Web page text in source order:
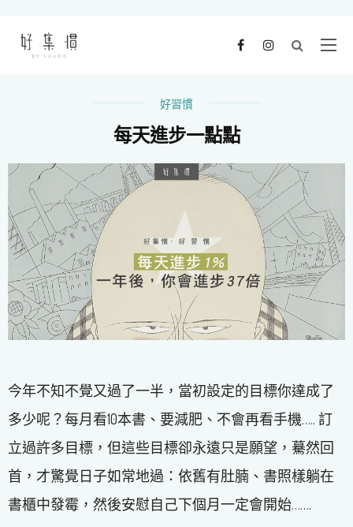
好習慣
每天進步一點點
今年不知不覺又過了一半，當初設定的目標你達成了
多少呢？每月看10本書、要減肥、不會再看手機….. 訂
立過許多目標，但這些目標卻永遠只是願望，驀然回
首，才驚覺日子如常地過：依舊有肚腩、書照樣躺在
書櫃中發霉，然後安慰自己下個月一定會開始…….